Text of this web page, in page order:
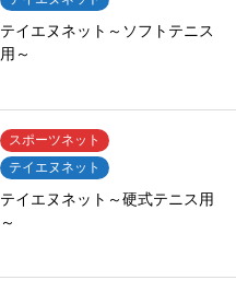
テイエヌネット～ソフトテニス
用～
スポーツネット
テイエヌネット
テイエヌネット～硬式テニス用
～